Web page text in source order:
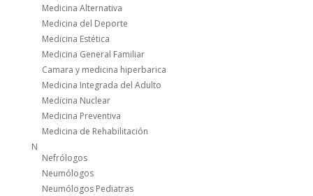
Medicina Alternativa
Medicina del Deporte
Medicina Estética
Medicina General Familiar
Camara y medicina hiperbarica
Medicina Integrada del Adulto
Medicina Nuclear
Medicina Preventiva
Medicina de Rehabilitación
N
Nefrólogos
Neumólogos
Neumólogos Pediatras